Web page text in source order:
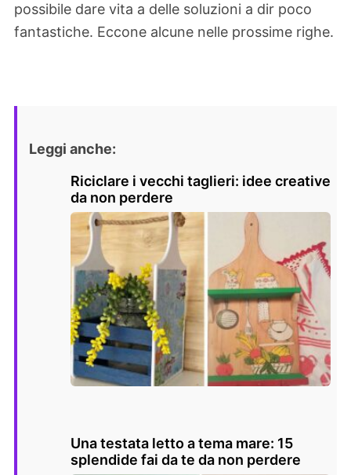
possibile dare vita a delle soluzioni a dir poco
fantastiche. Eccone alcune nelle prossime righe.
Leggi anche:
Riciclare i vecchi taglieri: idee creative
da non perdere
Una testata letto a tema mare: 15
splendide fai da te da non perdere